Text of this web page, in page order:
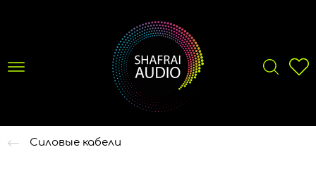
Силовые кабели